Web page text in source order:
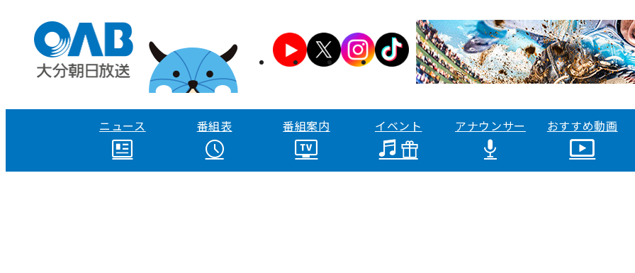
ニュース 番組表 番組案内 イベント アナウンサー おすすめ動画